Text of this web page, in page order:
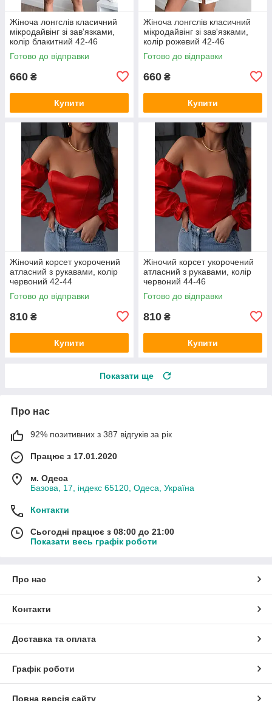
Жіноча лонгслів класичний
мікродайвінг зі зав'язками,
колір блакитний 42-46
Готово до відправки
660 ₴
Купити
Жіноча лонгслів класичний
мікродайвінг зі зав'язками,
колір рожевий 42-46
Готово до відправки
660 ₴
Купити
Жіночий корсет укорочений
атласний з рукавами, колір
червоний 42-44
Готово до відправки
810 ₴
Купити
Жіночий корсет укорочений
атласний з рукавами, колір
червоний 44-46
Готово до відправки
810 ₴
Купити
Показати ще
Про нас
92% позитивних з 387 відгуків за рік
Працює з 17.01.2020
м. Одеса
Базова, 17, індекс 65120, Одеса, Україна
Контакти
Сьогодні працює з 08:00 до 21:00
Показати весь графік роботи
Про нас
Контакти
Доставка та оплата
Графік роботи
Повна версія сайту